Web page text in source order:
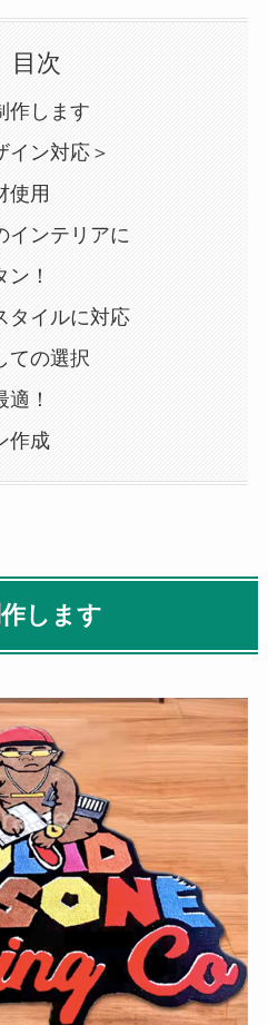
目次
作します
イン対応＞
使用
インテリアに
！
タイルに対応
ての選択
！
作成
します